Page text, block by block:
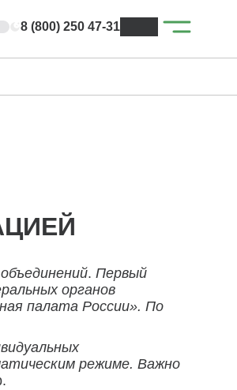
8 (800) 250 47-31
. Первый
органов
палата России». По
режиме. Важно